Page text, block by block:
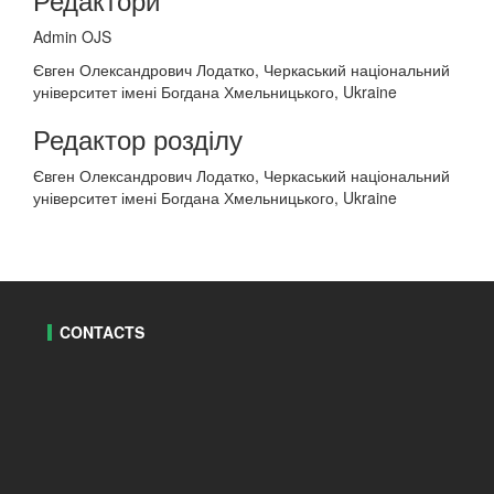
Admin OJS
Євген Олександрович Лодатко, Черкаський національний
університет імені Богдана Хмельницького, Ukraine
Редактор розділу
Євген Олександрович Лодатко, Черкаський національний
університет імені Богдана Хмельницького, Ukraine
CONTACTS